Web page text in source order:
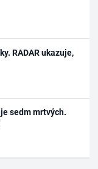
RADAR ukazuje,
sedm mrtvých.